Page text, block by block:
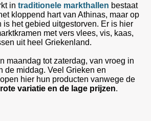
in traditionele markthallen bestaat
kloppend hart van Athinas, maar op
is het gebied uitgestorven. Er is hier
met vers vlees, vis, kaas,
uit heel Griekenland.
maandag tot zaterdag, van vroeg in
de middag. Veel Grieken en
hier hun producten vanwege de
variatie en de lage prijzen.